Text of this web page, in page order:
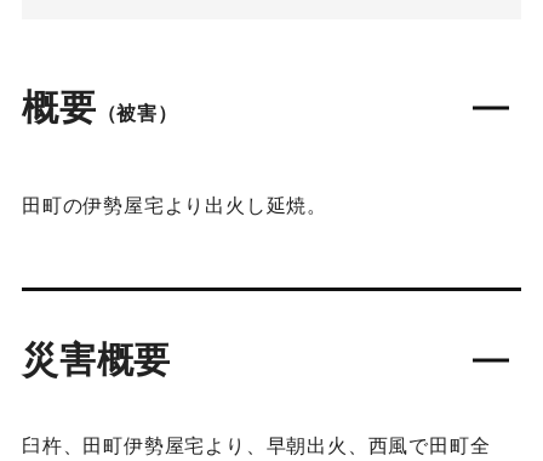
概要 （被害）
田町の伊勢屋宅より出火し延焼。
災害概要
臼杵、田町伊勢屋宅より、早朝出火、西風で田町全